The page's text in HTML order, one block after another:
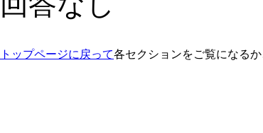
トップページに戻って各セクションをご覧になる